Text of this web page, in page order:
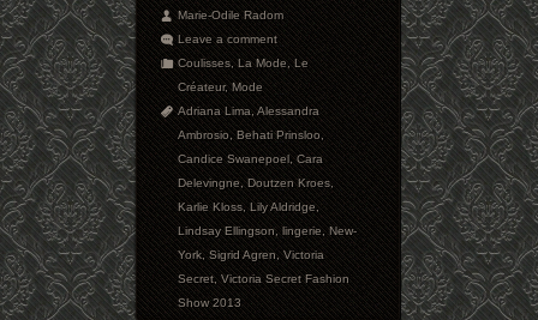
Marie-Odile Radom
Leave a comment
Coulisses,La Mode,Le
Créateur,Mode
Adriana Lima,Alessandra
Ambrosio,Behati Prinsloo,
Candice Swanepoel,Cara
Delevingne,Doutzen Kroes,
Karlie Kloss,Lily Aldridge,
Lindsay Ellingson,lingerie,New-
York,Sigrid Agren,Victoria
Secret,Victoria Secret Fashion
Show 2013